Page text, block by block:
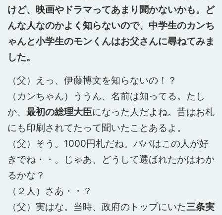
けど、映画やドラマってあまり聞かないかも。ど
んな人なのかよく知らないので、中学生のカンち
ゃんと小学生のモンくんはお父さんに尋ねてみま
した。
（父）えっ、伊藤博文を知らないの！？
（カンちゃん）ううん、名前は知ってる。たし
か、 最初の総理大臣になった人だよね。昔はお札
にも印刷されてたって聞いたことあるよ。
（父）そう。1000円札だね。パパはこの人が好
きでね・・。じゃあ、どうして選ばれたかはわか
るかな？
（２人）さあ・・？
（父）実はな。当時、政府のトップにいた三条実